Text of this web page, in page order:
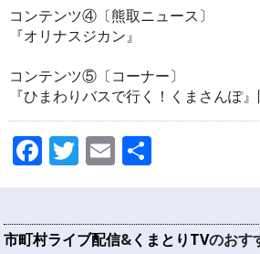
コンテンツ④〔熊取ニュース〕
『オリナスジカン』
コンテンツ⑤〔コーナー〕
『ひまわりバスで行く！くまさんぽ
Facebook
Twitter
Email
市町村ライブ配信&くまとりTVのおす